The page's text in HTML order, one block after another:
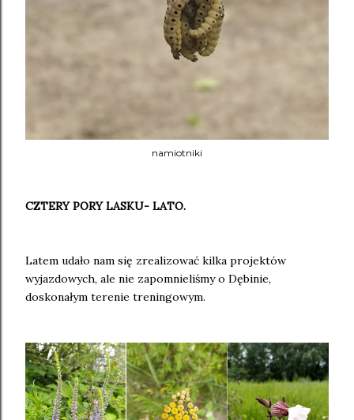
namiotniki
CZTERY PORY LASKU- LATO.
Latem udało nam się zrealizować kilka projektów
wyjazdowych, ale nie zapomnieliśmy o Dębinie,
doskonałym terenie treningowym.